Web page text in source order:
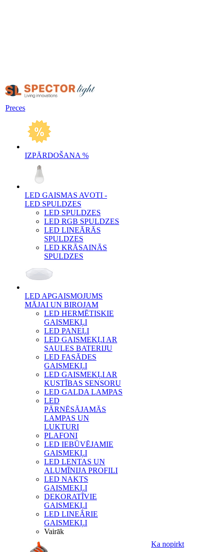
Preces
IZPĀRDOŠANA %
LED GAISMAS AVOTI -
LED SPULDZES
LED SPULDZES
LED RGB SPULDZES
LED LINEĀRĀS
SPULDZES
LED KRĀSAINĀS
SPULDZES
LED APGAISMOJUMS
MĀJAI UN BIROJAM
LED HERMĒTISKIE
GAISMEKĻI
LED PANEĻI
LED GAISMEKĻI AR
SAULES BATERIJU
LED FASĀDES
GAISMEKĻI
LED GAISMEKĻI AR
KUSTĪBAS SENSORU
LED GALDA LAMPAS
LED
PĀRNĒSĀJAMĀS
LAMPAS UN
LUKTURI
PLAFONI
LED IEBŪVĒJAMIE
GAISMEKĻI
LED LENTAS UN
ALUMĪNIJA PROFILI
LED NAKTS
GAISMEKĻI
DEKORATĪVIE
GAISMEKĻI
LED LINEĀRIE
GAISMEKĻI
Vairāk
Ka nopirkt